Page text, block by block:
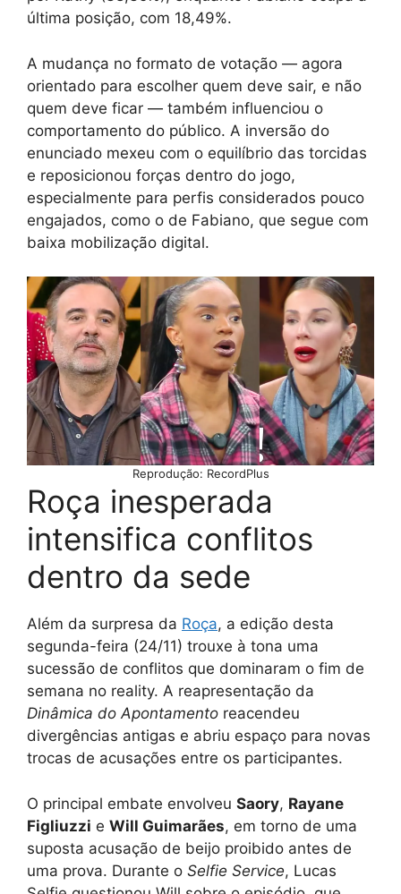
última posição, com 18,49%.
A mudança no formato de votação — agora
orientado para escolher quem deve sair, e não
quem deve ficar — também influenciou o
comportamento do público. A inversão do
enunciado mexeu com o equilíbrio das torcidas
e reposicionou forças dentro do jogo,
especialmente para perfis considerados pouco
engajados, como o de Fabiano, que segue com
baixa mobilização digital.
Reprodução: RecordPlus
Roça inesperada
intensifica conflitos
dentro da sede
Além da surpresa da Roça, a edição desta
segunda-feira (24/11) trouxe à tona uma
sucessão de conflitos que dominaram o fim de
semana no reality. A reapresentação da
Dinâmica do Apontamento reacendeu
divergências antigas e abriu espaço para novas
trocas de acusações entre os participantes.
O principal embate envolveu Saory, Rayane
Figliuzzi e Will Guimarães, em torno de uma
suposta acusação de beijo proibido antes de
uma prova. Durante o Selfie Service, Lucas